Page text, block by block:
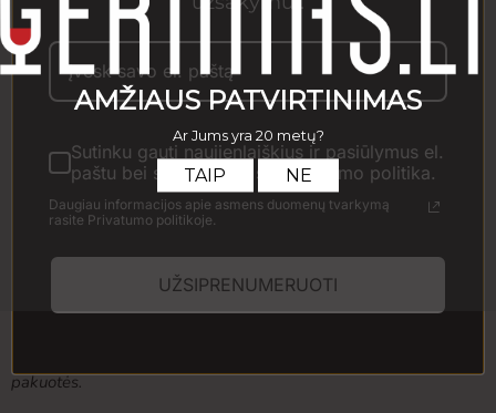
saldymedžio, anyžiaus, imbiero šaknų, levandos žiedlapių ir kt.
Pateikite atšaldytą arba su ledu, galima gerti vieną arba naudoti
kaip kokteilių sudėtinę dalį.
Į krepšelį
Prekės išvaizda gali šiek tiek skirtis nuo pavaizduotos
nuotraukoje. Gauta prekė gali būti kito dizaino ar pakuotės
formos. Visa informacija, pateikiama el. parduotuvėje, yra
pakuotės.
Sutinku gauti naujienlaiškius ir pasiūlymus el.
paštu bei susipažinau su Privatumo politika.
Daugiau informacijos apie asmens duomenų tvarkymą
rasite Privatumo politikoje.
UŽSIPRENUMERUOTI